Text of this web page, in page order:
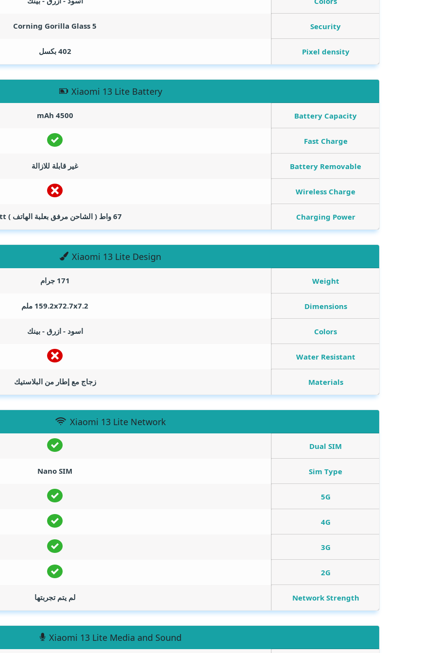
Security
Corning Gorilla Glass 5
Pixel density 402 بكسل
Xiaomi 13 Lite Battery
Battery Capacity
4500
mAh
Fast Charge
Battery Removable غير قابلة للازالة
Wireless Charge
Charging Power 67 واط ( الشاحن مرفق بعلبة الهاتف )
Xiaomi 13 Lite Design
Weight 171 جرام
Dimensions 159.2x72.7x7.2 ملم
Colors اسود - ازرق - بينك
Water Resistant
Materials زجاج مع إطار من البلاستيك
Xiaomi 13 Lite Network
Dual SIM
Sim Type
Nano SIM
5G
4G
3G
2G
Network Strength لم يتم تجربتها
Xiaomi 13 Lite Media and Sound